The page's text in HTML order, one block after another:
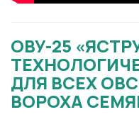
ОВУ-25
ДЛЯ ВСЕХ
ВОРОХА